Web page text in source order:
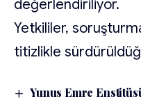
değerlendiriliyor.
Yetkililer,
titizlikle
Yunus Emre